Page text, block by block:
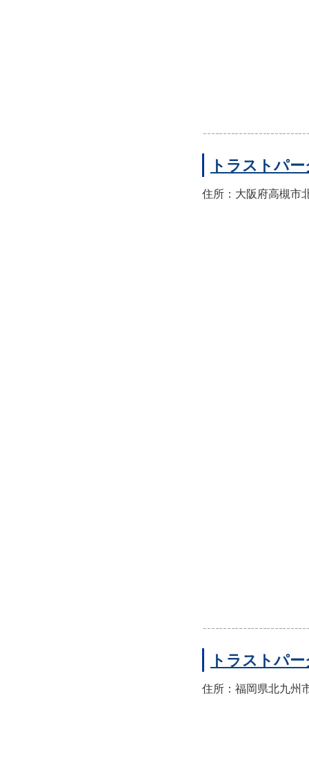
トラストパ
住所：大阪府高槻市
トラストパ
住所：福岡県北九州